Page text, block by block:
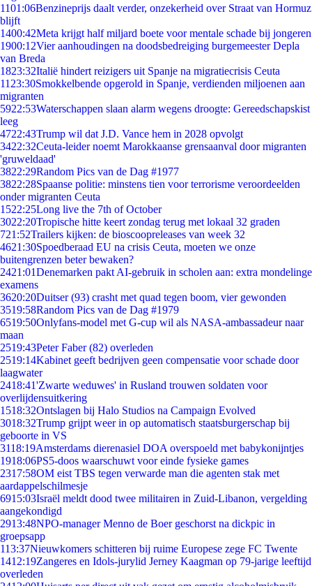
1101:06Benzineprijs daalt verder, onzekerheid over Straat van Hormuz
blijft
1400:42Meta krijgt half miljard boete voor mentale schade bij jongeren
1900:12Vier aanhoudingen na doodsbedreiging burgemeester Depla
van Breda
1823:32Italië hindert reizigers uit Spanje na migratiecrisis Ceuta
11 23:30Smokkelbende opgerold in Spanje, verdienden miljoenen aan
migranten
5922:53Waterschappen slaan alarm wegens droogte: Gereedschapskist
leeg
4722:43Trump wil dat J.D. Vance hem in 2028 opvolgt
3422:32Ceuta-leider noemt Marokkaanse grensaanval door migranten
'gruweldaad'
3822:29Random Pics van de Dag #1977
3822:28Spaanse politie: minstens tien voor terrorisme veroordeelden
onder migranten Ceuta
1522:25Long live the 7th of October
3022:20Tropische hitte keert zondag terug met lokaal 32 graden
721:52Trailers kijken: de bioscoopreleases van week 32
4621:30Spoedberaad EU na crisis Ceuta, moeten we onze
buitengrenzen beter bewaken?
2421:01Denemarken pakt AI-gebruik in scholen aan: extra mondelinge
examens
3620:20Duitser (93) crasht met quad tegen boom, vier gewonden
3519:58Random Pics van de Dag #1979
6519:50Onlyfans-model met G-cup wil als NASA-ambassadeur naar
maan
2519:43Peter Faber (82) overleden
2519:14Kabinet geeft bedrijven geen compensatie voor schade door
laagwater
2418:41'Zwarte weduwes' in Rusland trouwen soldaten voor
overlijdensuitkering
1518:32Ontslagen bij Halo Studios na Campaign Evolved
3018:32Trump grijpt weer in op automatisch staatsburgerschap bij
geboorte in VS
3118:19Amsterdams dierenasiel DOA overspoeld met babykonijntjes
1918:06PS5-doos waarschuwt voor einde fysieke games
2317:58OM eist TBS tegen verwarde man die agenten stak met
aardappelschilmesje
6915:03Israël meldt dood twee militairen in Zuid-Libanon, vergelding
aangekondigd
2913:48NPO-manager Menno de Boer geschorst na dickpic in
groepsapp
113:37Nieuwkomers schitteren bij ruime Europese zege FC Twente
1412:19Zangeres en Idols-jurylid Jerney Kaagman op 79-jarige leeftijd
overleden